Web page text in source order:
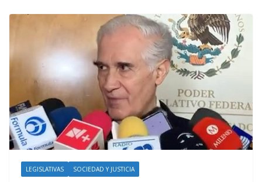
LEGISLATIVAS SOCIEDAD Y JUSTICIA